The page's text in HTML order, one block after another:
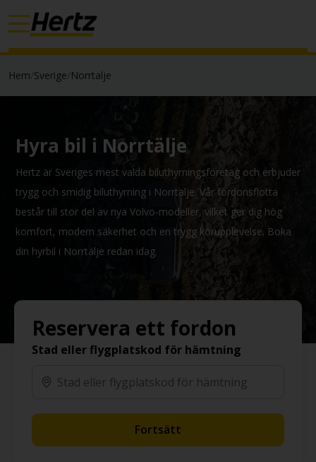
Hem Sverige Norrtalje
Hyra bil i Norrtälje
Hertz är Sveriges mest valda biluthyrningsföretag och erbjuder
trygg och smidig biluthyrning i Norrtälje. Vår fordonsflotta
består till stor del av nya Volvo-modeller, vilket ger dig hög
komfort, modern säkerhet och en trygg körupplevelse. Boka
din hyrbil i Norrtälje redan idag.
Reservera ett fordon
Stad eller flygplatskod för hämtning
Fortsätt